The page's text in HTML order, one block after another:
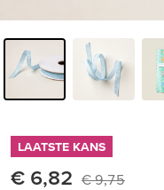
LAATSTE KANS
€ 6,82 € 9,75